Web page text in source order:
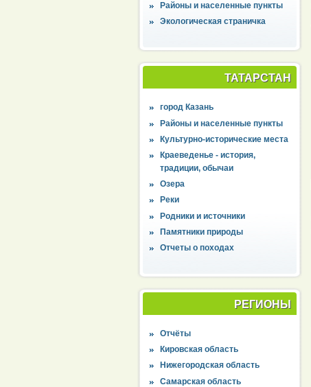
Районы и населенные пункты
Экологическая страничка
ТАТАРСТАН
город Казань
Районы и населенные пункты
Культурно-исторические места
Краеведенье - история,
традиции, обычаи
Озера
Реки
Родники и источники
Памятники природы
Отчеты о походах
РЕГИОНЫ
Отчёты
Кировская область
Нижегородская область
Самарская область